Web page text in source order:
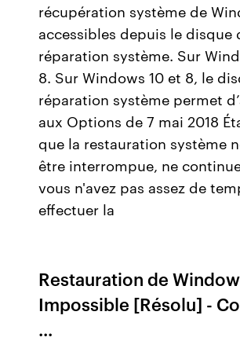
récupération système de
accessibles depuis le disque
réparation système. Sur
8. Sur Windows 10 et 8, le
réparation système permet
aux Options de 7 mai 2018
que la restauration système
être interrompue, ne
vous n'avez pas assez de
effectuer la
Restauration de
Impossible [Résolu] -
...